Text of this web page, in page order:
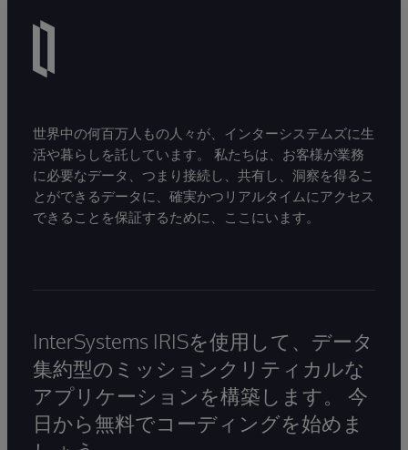
世界中の何百万人もの人々が、インターシステムズに生
活や暮らしを託しています。 私たちは、お客様が業務
に必要なデータ、つまり接続し、共有し、洞察を得るこ
とができるデータに、確実かつリアルタイムにアクセス
できることを保証するために、ここにいます。
InterSystems IRISを使用して、データ
集約型のミッションクリティカルな
アプリケーションを構築します。 今
日から無料でコーディングを始めま